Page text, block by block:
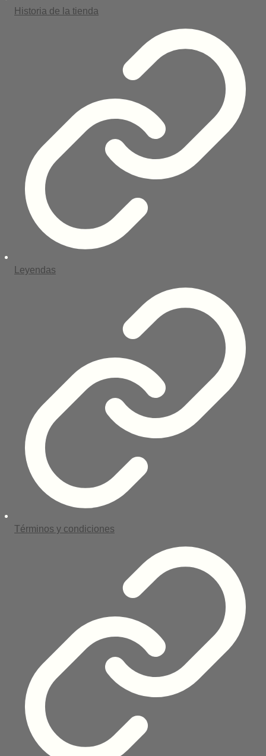
Historia de la tienda
Leyendas
Términos y condiciones